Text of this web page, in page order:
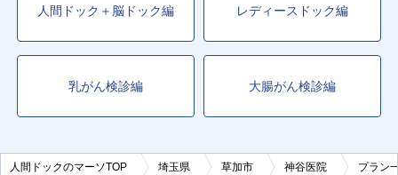
人間ドック＋脳ドック編 レディースドック編
乳がん検診編 大腸がん検診編
人間ドックのマーソTOP 埼玉県 草加市 神谷医院 プラン